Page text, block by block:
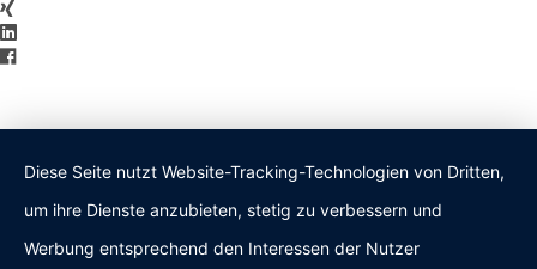
Diese Seite nutzt Website-Tracking-Technologien von Dritten,
um ihre Dienste anzubieten, stetig zu verbessern und
Werbung entsprechend den Interessen der Nutzer